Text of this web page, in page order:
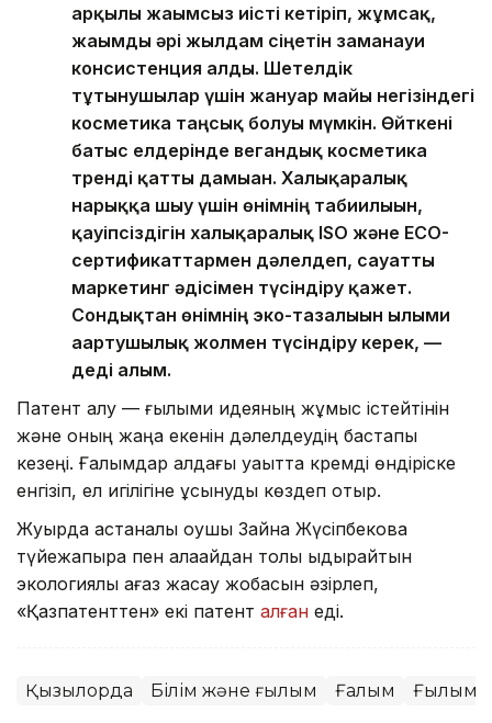
арқылы жағымсыз иісті кетіріп, жұмсақ,
жағымды әрі жылдам сіңетін заманауи
консистенция алды. Шетелдік
тұтынушылар үшін жануар майы негізіндегі
косметика таңсық болуы мүмкін. Өйткені
батыс елдерінде вегандық косметика
тренді қатты дамыған. Халықаралық
нарыққа шығу үшін өнімнің табиғилығын,
қауіпсіздігін халықаралық ISO және ECO-
сертификаттармен дәлелдеп, сауатты
маркетинг әдісімен түсіндіру қажет.
Сондықтан өнімнің эко-тазалығын ғылыми
ағартушылық жолмен түсіндіру керек, —
деді ғалым.
Патент алу — ғылыми идеяның жұмыс істейтінін
және оның жаңа екенін дәлелдеудің бастапқы
кезеңі. Ғалымдар алдағы уақытта кремді өндіріске
енгізіп, ел игілігіне ұсынуды көздеп отыр.
Жуырда астаналық оқушы Зайна Жүсіпбекова
түйежапырақ пен қалақайдан толық ыдырайтын
экологиялық қағаз жасау жобасын әзірлеп,
«Қазпатенттен» екі патент алған еді.
Қызылорда Білім және ғылым Ғалым Ғылым